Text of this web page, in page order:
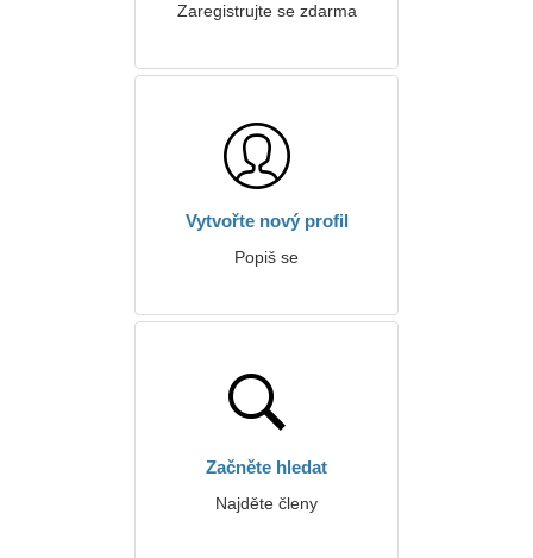
Zaregistrujte se zdarma
Vytvořte nový profil
Popiš se
Začněte hledat
Najděte členy